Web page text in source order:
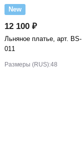
New
12 100 ₽
Льняное платье, арт. BS-
011
Размеры (RUS):48